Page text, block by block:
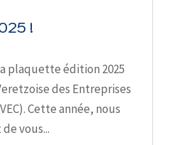
!
plaquette édition 2025
des Entreprises
Cette année, nous
vous...